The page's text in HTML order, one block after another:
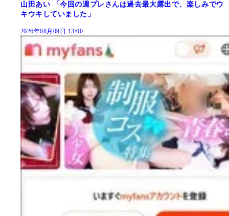
山田あい 「今回の週プレさんは過去最大露出で、楽しみでウ
キウキしていました」
2026年08月09日 13:00